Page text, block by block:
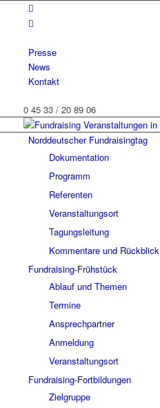
Presse
News
Kontakt
0 45 33 / 20 89 06
Norddeutscher Fundraisingtag
Dokumentation
Programm
Referenten
Veranstaltungsort
Tagungsleitung
Kommentare und Rückblick
Fundraising-Frühstück
Ablauf und Themen
Termine
Ansprechpartner
Anmeldung
Veranstaltungsort
Fundraising-Fortbildungen
Zielgruppe